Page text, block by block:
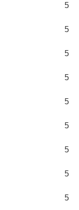
5
5
5
5
5
5
5
5
5